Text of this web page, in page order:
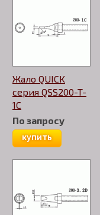
Жало QUICK
серия QSS200-T-
1С
По запросу
купить